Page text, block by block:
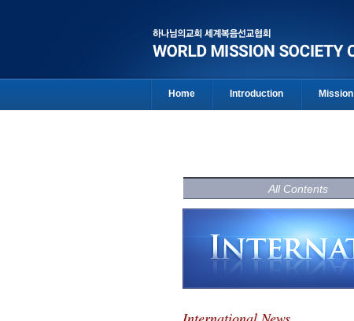
Home Introduction Mission
All Contents